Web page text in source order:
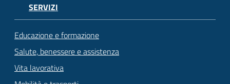
SERVIZI
Educazione e formazione
Salute, benessere e assistenza
Vita lavorativa